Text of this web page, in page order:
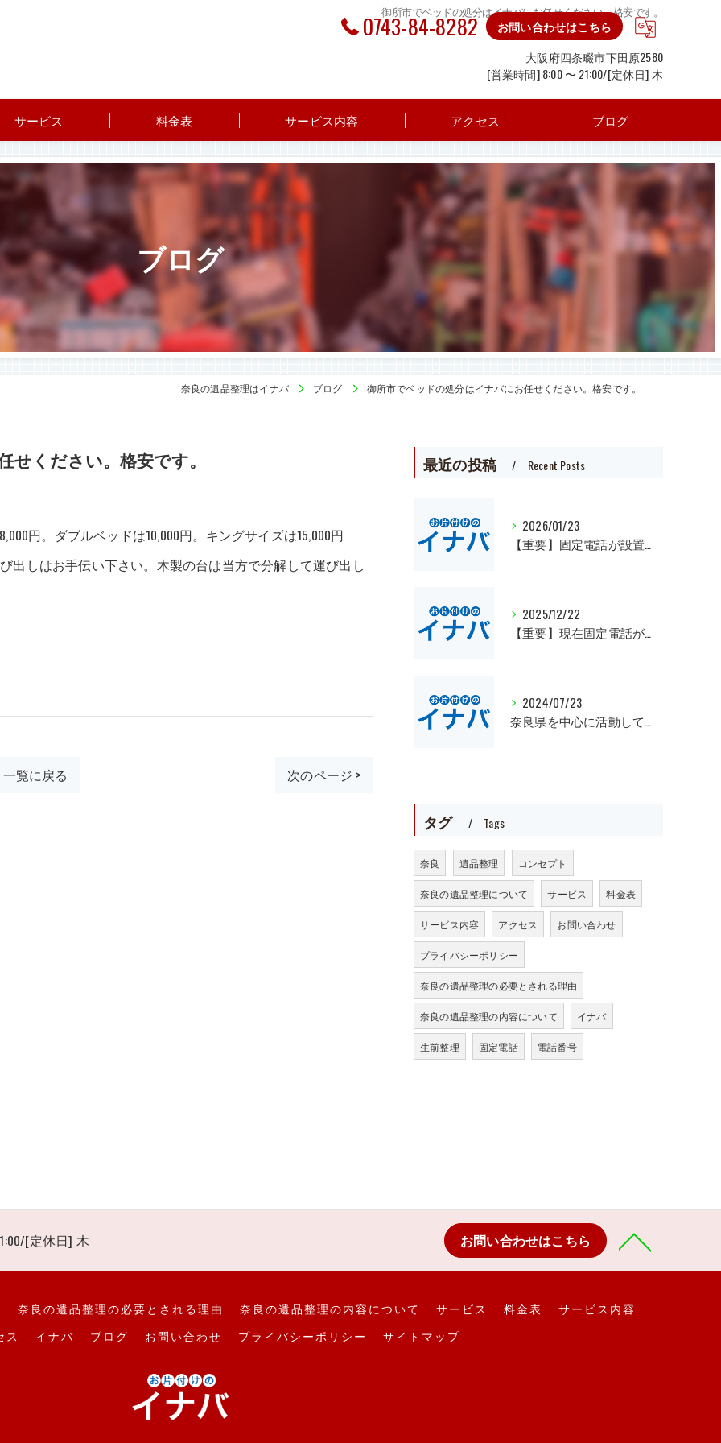
御所市でベッドの処分はイナバにお任せください。格安です。
0743-84-8282
お問い合わせはこちら
大阪府四条畷市下田原2580
[営業時間] 8:00 〜 21:00/[定休日] 木
サービス 料金表 サービス内容 アクセス ブログ
ブログ
奈良の遺品整理はイナバ ブログ 御所市でベッドの処分はイナバにお任せください。格安です。
ください。格安です。
円。ダブルベッドは10,000円。キングサイズは15,000円
出しはお手伝い下さい。木製の台は当方で分解して運び出し
一覧に戻る 次のページ >
最近の投稿 Recent Posts
2026/01/23
【重要】固定電話が設置出来ました。
2025/12/22
【重要】現在固定電話が繋がらなくなっています。
2024/07/23
奈良県を中心に活動しています。遺品整理、一軒丸ごとの片付け、オフィスや倉庫の処分等、大量にある場合は近県でも回収にお伺いいたします。先ずは無料見積もりをお願いします。
タグ Tags
奈良 遺品整理 コンセプト
奈良の遺品整理について サービス 料金表
サービス内容 アクセス お問い合わせ
プライバシーポリシー
奈良の遺品整理の必要とされる理由
奈良の遺品整理の内容について イナバ
生前整理 固定電話 電話番号
[定休日] 木 お問い合わせはこちら
奈良の遺品整理の必要とされる理由 奈良の遺品整理の内容について サービス 料金表
サービス内容
ス イナバ ブログ お問い合わせ プライバシーポリシー サイトマップ